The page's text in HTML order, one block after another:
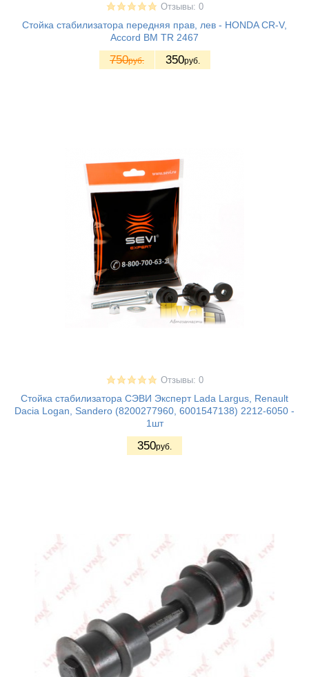
Отзывы: 0
Стойка стабилизатора передняя прав, лев - HONDA CR-V,
Accord BM TR 2467
750руб. 350руб.
Отзывы: 0
Стойка стабилизатора СЭВИ Эксперт Lada Largus, Renault
Dacia Logan, Sandero (8200277960, 6001547138) 2212-6050 -
1шт
350руб.